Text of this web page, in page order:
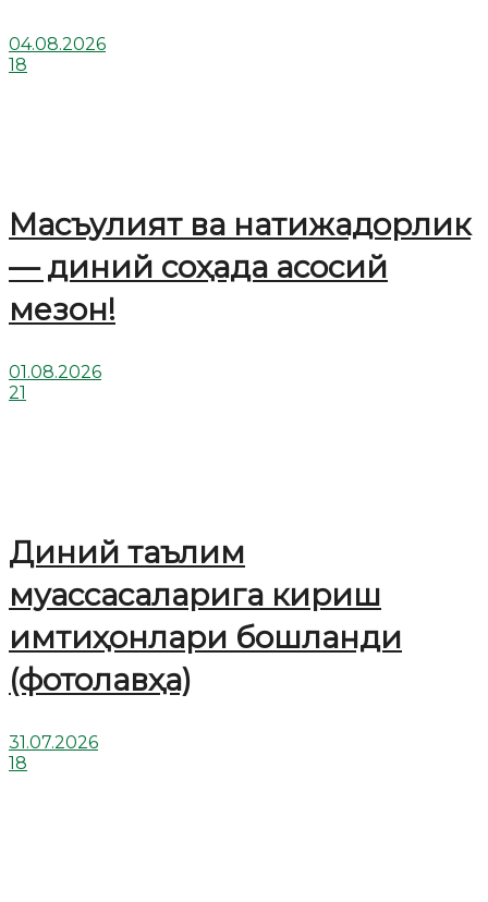
04.08.2026
18
Масъулият ва натижадорлик
— диний соҳада асосий
мезон!
01.08.2026
21
Диний таълим
муассасаларига кириш
имтиҳонлари бошланди
(фотолавҳа)
31.07.2026
18